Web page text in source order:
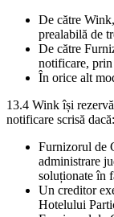
De către
prealabilă de
De către
notificare,
În orice alt
13.4 Wink își
notificare scrisă dacă:
Furnizorul de
administrare
soluționate în
Un creditor
Hotelului